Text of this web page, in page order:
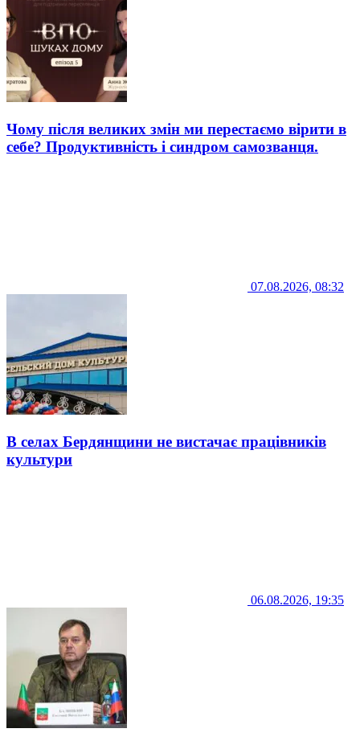
Чому після великих змін ми перестаємо вірити в
себе? Продуктивність і синдром самозванця.
07.08.2026, 08:32
В селах Бердянщини не вистачає працівників
культури
06.08.2026, 19:35